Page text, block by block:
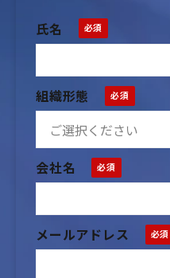
氏名
組織形態
会社名
メールアドレス